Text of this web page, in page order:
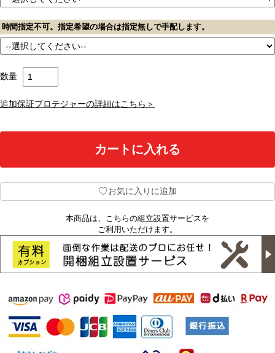
時間指定不可。指定希望の場合は指定無しで手配します。
数量
追加保証プロテジャーの詳細はこちら＞
♡お気に入りに追加
本商品は、こちらの組立設置サービスを
ご利用いただけます。